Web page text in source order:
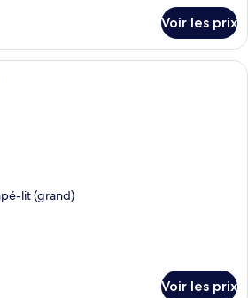
Voir les prix
Un salon moderne avec un canapé,
lit (grand)
Voir les prix